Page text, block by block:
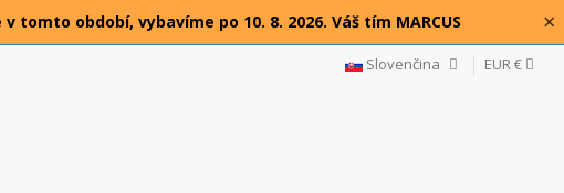
období, vybavíme po 10. 8. 2026. Váš tím MARCUS ×
Slovenčina EUR €